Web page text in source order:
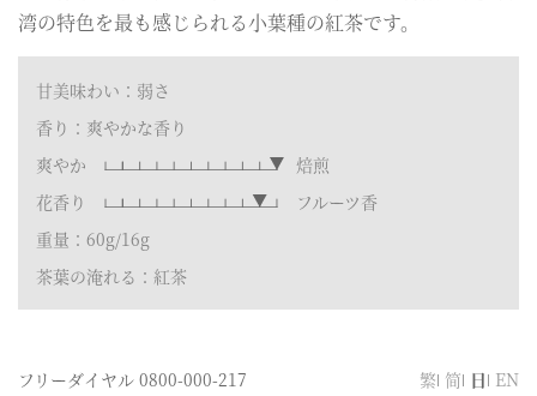
湾の特色を最も感じられる小葉種の紅茶です。
甘美味わい：弱さ
香り：爽やかな香り
爽やか
焙煎
花香り
フルーツ香
重量：60g/16g
茶葉の淹れる：紅茶
フリーダイヤル 0800-000-217 繁 简 日 EN